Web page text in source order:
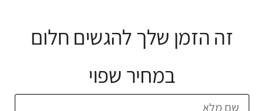
זה הזמן שלך להגשים חלום
במחיר שפוי